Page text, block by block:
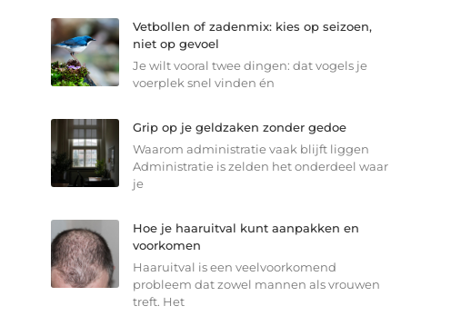
Vetbollen of zadenmix: kies op seizoen,
niet op gevoel
Je wilt vooral twee dingen: dat vogels je
voerplek snel vinden én
Grip op je geldzaken zonder gedoe
Waarom administratie vaak blijft liggen
Administratie is zelden het onderdeel waar
je
Hoe je haaruitval kunt aanpakken en
voorkomen
Haaruitval is een veelvoorkomend
probleem dat zowel mannen als vrouwen
treft. Het